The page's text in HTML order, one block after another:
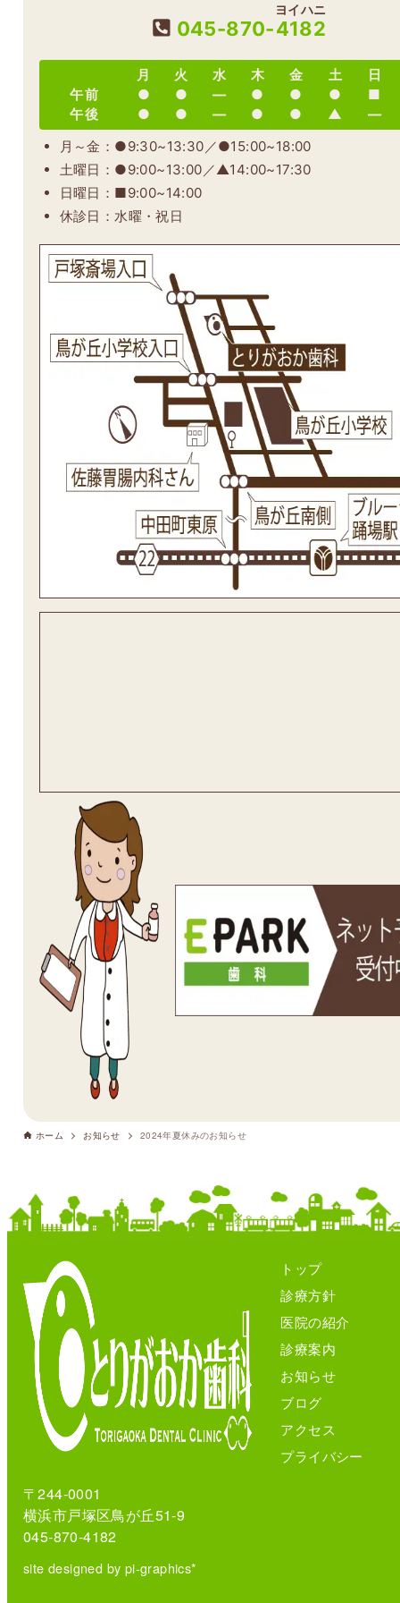
045-870-4182
ヨイハニ
月 火 水 木 金 土
日
午前
● ● ― ● ● ●
■
午後
● ● ― ● ● ▲
―
月～金：●9:30~13:30／●15:00~18:00
土曜日：●9:00~13:00／▲14:00~17:30
日曜日：■9:00~14:00
休診日：水曜・祝日
ホーム お知らせ 2024年夏休みのお知らせ
〒244-0001
横浜市戸塚区鳥が丘51-9
045-870-4182
site designed by pi-graphics*
トップ
診療方針
医院の紹介
診療案内
お知らせ
ブログ
アクセス
プライバシー